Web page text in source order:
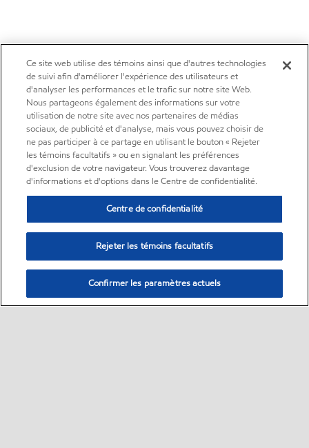
Ce site web utilise des témoins ainsi que d'autres technologies
de suivi afin d'améliorer l'expérience des utilisateurs et
d'analyser les performances et le trafic sur notre site Web.
Nous partageons également des informations sur votre
utilisation de notre site avec nos partenaires de médias
sociaux, de publicité et d'analyse, mais vous pouvez choisir de
ne pas participer à ce partage en utilisant le bouton « Rejeter
les témoins facultatifs » ou en signalant les préférences
d'exclusion de votre navigateur. Vous trouverez davantage
d'informations et d'options dans le Centre de confidentialité.
Centre de confidentialité
Rejeter les témoins facultatifs
Confirmer les paramètres actuels